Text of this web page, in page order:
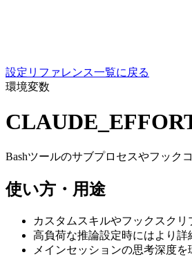
設定リファレンス一覧に戻る
環境変数
Bashツールのサブプロセスやフック
使い方・用途
カスタムスキルやフックスク
高負荷な推論設定時にはより
メインセッションの思考深度